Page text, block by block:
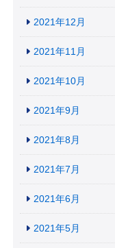
2021年12月
2021年11月
2021年10月
2021年9月
2021年8月
2021年7月
2021年6月
2021年5月